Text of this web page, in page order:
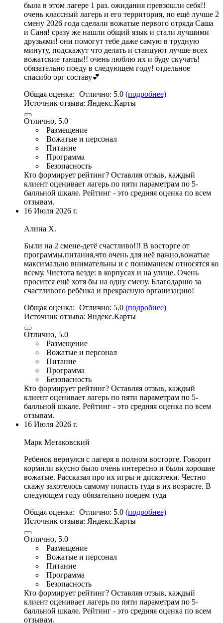
была в этом лагере 1 раз. ожидания превзошли себя!!
очень классный лагерь и его территория, но ещё лучше 2
смену 2026 года сделали вожатые первого отряда Саша
и Саня! сразу же нашли общий язык и стали лучшими
друзьями! они помогут тебе даже самую в трудную
минуту, подскажут что делать и станцуют лучше всех
вожатские танцы!! очень люблю их и буду скучать!
обязательно поеду в следующем году! отдельное
спасибо орг составу💕
Общая оценка: Отлично: 5.0 (подробнее)
Источник отзыва: Яндекс.Карты
Отлично, 5.0
Размещение
Вожатые и персонал
Питание
Программа
Безопасность
Кто формирует рейтинг? Оставляя отзыв, каждый
клиент оценивает лагерь по пяти параметрам по 5-
балльной шкале. Рейтинг - это средняя оценка по всем
отзывам.
16 Июля 2026 г.
Алина Х.
Были на 2 смене-детё счастливо!!! В восторге от
программы,питания,что очень для неё важно,вожатые
максимально внимательны и с пониманием относятся ко
всему. Чистота везде: в корпусах и на улице. Очень
просится ещё хотя бы на одну смену. Благодарню за
счастливого ребёнка и прекрасную организацию!
Общая оценка: Отлично: 5.0 (подробнее)
Источник отзыва: Яндекс.Карты
Отлично, 5.0
Размещение
Вожатые и персонал
Питание
Программа
Безопасность
Кто формирует рейтинг? Оставляя отзыв, каждый
клиент оценивает лагерь по пяти параметрам по 5-
балльной шкале. Рейтинг - это средняя оценка по всем
отзывам.
16 Июля 2026 г.
Марк Метаковский
Ребенок вернулся с лагеря в полном восторге. Говорит
кормили вкусно было очень интересно и были хорошие
вожатые. Рассказал про их игры и дискотеки. Честно
скажу захотелось самому попасть туда в их возрасте. В
следующем году обязательно поедем туда
Общая оценка: Отлично: 5.0 (подробнее)
Источник отзыва: Яндекс.Карты
Отлично, 5.0
Размещение
Вожатые и персонал
Питание
Программа
Безопасность
Кто формирует рейтинг? Оставляя отзыв, каждый
клиент оценивает лагерь по пяти параметрам по 5-
балльной шкале. Рейтинг - это средняя оценка по всем
отзывам.